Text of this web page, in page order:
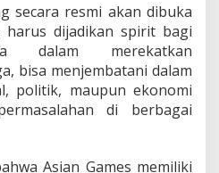
c
u
s
a
r
P
a
secara resmi akan dibuka
dijadikan spirit bagi
dalam merekatkan
bisa menjembatani dalam
politik, maupun ekonomi
di berbagai
Asian Games memiliki